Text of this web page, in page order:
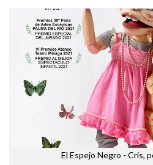
El Espejo Negro - Cris,